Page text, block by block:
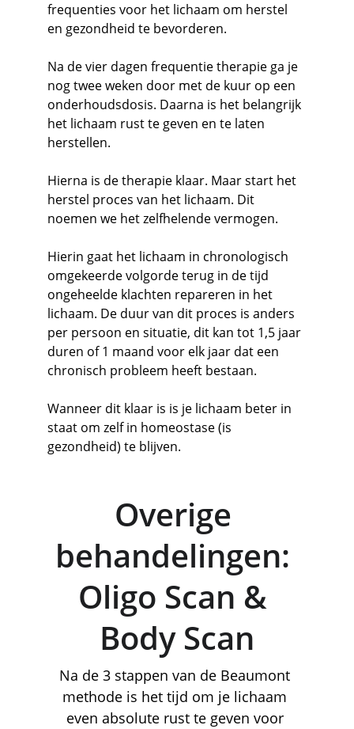
frequenties voor het lichaam om herstel
en gezondheid te bevorderen.
Na de vier dagen frequentie therapie ga je
nog twee weken door met de kuur op een
onderhoudsdosis. Daarna is het belangrijk
het lichaam rust te geven en te laten
herstellen.
Hierna is de therapie klaar. Maar start het
herstel proces van het lichaam. Dit
noemen we het zelfhelende vermogen.
Hierin gaat het lichaam in chronologisch
omgekeerde volgorde terug in de tijd
ongeheelde klachten repareren in het
lichaam. De duur van dit proces is anders
per persoon en situatie, dit kan tot 1,5 jaar
duren of 1 maand voor elk jaar dat een
chronisch probleem heeft bestaan.
Wanneer dit klaar is is je lichaam beter in
staat om zelf in homeostase (is
gezondheid) te blijven.
Overige
behandelingen:
Oligo Scan &
Body Scan
Na de 3 stappen van de Beaumont
methode is het tijd om je lichaam
even absolute rust te geven voor